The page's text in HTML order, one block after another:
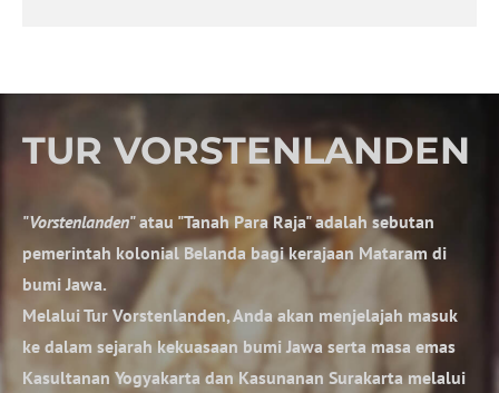
TUR VORSTENLANDEN
"Vorstenlanden" atau "Tanah Para Raja" adalah sebutan
pemerintah kolonial Belanda bagi kerajaan Mataram di
bumi Jawa.
Melalui Tur Vorstenlanden, Anda akan menjelajah masuk
ke dalam sejarah kekuasaan bumi Jawa serta masa emas
Kasultanan Yogyakarta dan Kasunanan Surakarta melalui